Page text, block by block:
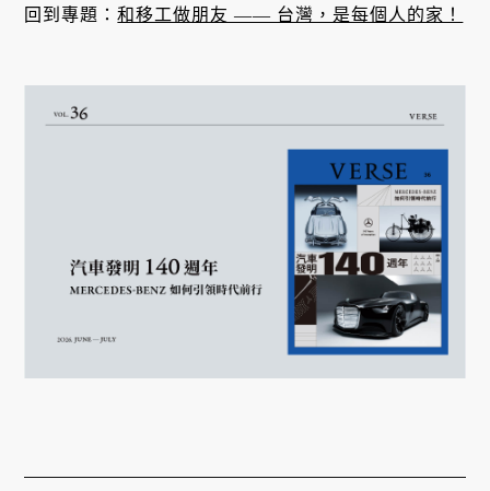
回到專題：和移工做朋友 —— 台灣，是每個人的家！